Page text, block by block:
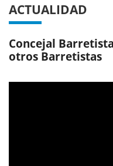
ACTUALIDAD
Concejal
otros Barretistas